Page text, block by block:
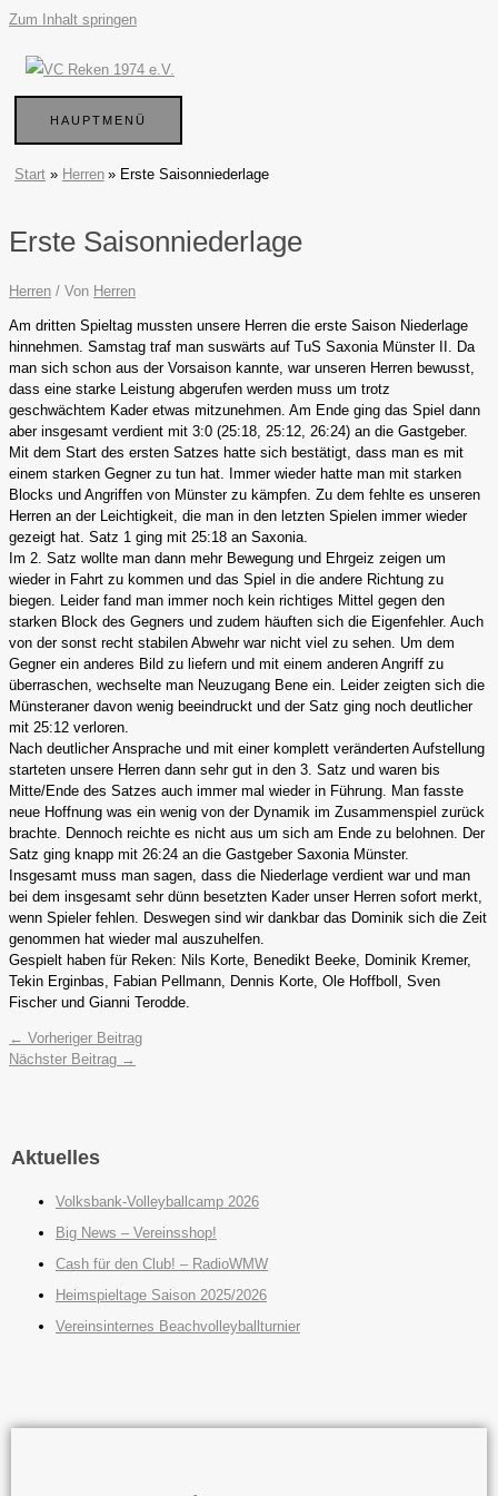
Zum Inhalt springen
HAUPTMENÜ
Start Herren Erste Saisonniederlage
Erste Saisonniederlage
Herren / Von Herren
Am dritten Spieltag mussten unsere Herren die erste Saison Niederlage
hinnehmen. Samstag traf man suswärts auf TuS Saxonia Münster II. Da
man sich schon aus der Vorsaison kannte, war unseren Herren bewusst,
dass eine starke Leistung abgerufen werden muss um trotz
geschwächtem Kader etwas mitzunehmen. Am Ende ging das Spiel dann
aber insgesamt verdient mit 3:0 (25:18, 25:12, 26:24) an die Gastgeber.
Mit dem Start des ersten Satzes hatte sich bestätigt, dass man es mit
einem starken Gegner zu tun hat. Immer wieder hatte man mit starken
Blocks und Angriffen von Münster zu kämpfen. Zu dem fehlte es unseren
Herren an der Leichtigkeit, die man in den letzten Spielen immer wieder
gezeigt hat. Satz 1 ging mit 25:18 an Saxonia.
Im 2. Satz wollte man dann mehr Bewegung und Ehrgeiz zeigen um
wieder in Fahrt zu kommen und das Spiel in die andere Richtung zu
biegen. Leider fand man immer noch kein richtiges Mittel gegen den
starken Block des Gegners und zudem häuften sich die Eigenfehler. Auch
von der sonst recht stabilen Abwehr war nicht viel zu sehen. Um dem
Gegner ein anderes Bild zu liefern und mit einem anderen Angriff zu
überraschen, wechselte man Neuzugang Bene ein. Leider zeigten sich die
Münsteraner davon wenig beeindruckt und der Satz ging noch deutlicher
mit 25:12 verloren.
Nach deutlicher Ansprache und mit einer komplett veränderten Aufstellung
starteten unsere Herren dann sehr gut in den 3. Satz und waren bis
Mitte/Ende des Satzes auch immer mal wieder in Führung. Man fasste
neue Hoffnung was ein wenig von der Dynamik im Zusammenspiel zurück
brachte. Dennoch reichte es nicht aus um sich am Ende zu belohnen. Der
Satz ging knapp mit 26:24 an die Gastgeber Saxonia Münster.
Insgesamt muss man sagen, dass die Niederlage verdient war und man
bei dem insgesamt sehr dünn besetzten Kader unser Herren sofort merkt,
wenn Spieler fehlen. Deswegen sind wir dankbar das Dominik sich die Zeit
genommen hat wieder mal auszuhelfen.
Gespielt haben für Reken: Nils Korte, Benedikt Beeke, Dominik Kremer,
Tekin Erginbas, Fabian Pellmann, Dennis Korte, Ole Hoffboll, Sven
Fischer und Gianni Terodde.
← Vorheriger Beitrag
Nächster Beitrag →
Aktuelles
Volksbank-Volleyballcamp 2026
Big News – Vereinsshop!
Cash für den Club! – RadioWMW
Heimspieltage Saison 2025/2026
Vereinsinternes Beachvolleyballturnier